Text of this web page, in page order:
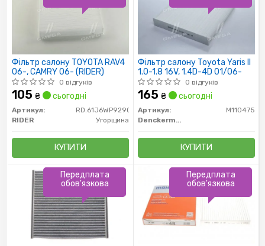
Фільтр салону TOYOTA RAV4
06-, CAMRY 06- (RIDER)
0 відгуків
105 ₴ сьогодні
Артикул:
RD.61J6WP9290
RIDER
Угорщина
КУПИТИ
Фільтр салону Toyota Yaris II
1.0-1.8 16V, 1.4D-4D 01/06-
0 відгуків
165 ₴ сьогодні
Артикул:
M110475
Denckermann
КУПИТИ
Передплата
обов'язкова
Передплата
обов'язкова